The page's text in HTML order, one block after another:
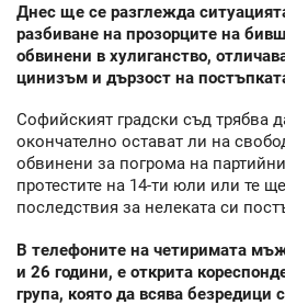
Днес ще се разглежда
разбиване на прозорците на
обвинени в хулиганство,
цинизъм и дързост на
Софийският градски съд трябва
окончателно остават ли на
обвинени за погрома на
протестите на 14-ти юли или те
последствия за нелеката си
В телефоните на четиримата
и 26 години, е открита
група, която да всява